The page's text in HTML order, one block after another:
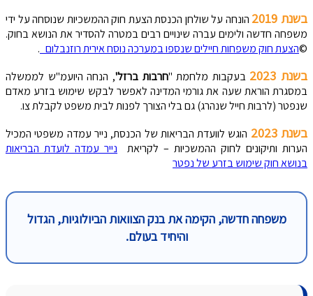
בשנת 2019
הונחה על שולחן הכנסת הצעת חוק ההמשכיות שנוסחה על ידי
משפחה חדשה ולימים עברה שינויים רבים במטרה להסדיר את הנושא בחוק.
©הצעת חוק משפחות חיילים שנספו במערכה נוסח אירית רוזנבלום_ .
בשנת 2023 בעקבות מלחמת "חרבות ברזל', הנחה היועמ"ש לממשלה
במסגרת הוראת שעה את גורמי המדינה לאפשר לבקש שימוש בזרע מאדם
שנפטר (לרבות חייל שנהרג) גם בלי הצורך לפנות לבית משפט לקבלת צו.
בשנת 2023
הוגש לוועדת הבריאות של הכנסת, נייר עמדה משפטי המכיל
הערות ותיקונים לחוק ההמשכיות – לקריאת נייר עמדה לועדת הבריאות
בנושא חוק שימוש בזרע של נפטר
משפחה חדשה, הקימה את בנק הצוואות הביולוגיות, הגדול
והיחיד בעולם.